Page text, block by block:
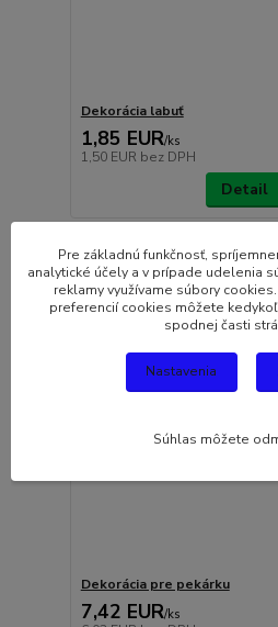
Dekorácia labuť
1,85 EUR/ks
1,50 EUR bez DPH
Detail
Dekorácia pre pekárku
7,42 EUR/ks
Pre základnú funkčnosť,
analytické účely a v prípade udelenia
reklamy využívame súbory
preferencií cookies môžete
spodnej časti
Nastavenia
Súhlas môžete